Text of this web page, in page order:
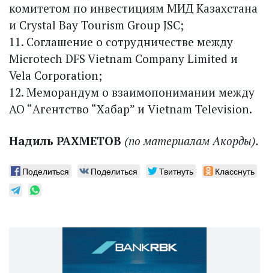
комитетом по инвес­тициям МИД Казахстана
и Crystal Bay Tourism Group JSC;
11. Соглашение о сотрудничестве между
Microtech DFS Vietnam Company Limited и
Vela Corporation;
12. Меморандум о взаимопонимании между
АО “Агентство “Хабар” и Vietnam Television.
Надиль РАХМЕТОВ (по материалам Акорды).
Поделиться Поделиться Твитнуть Класснуть